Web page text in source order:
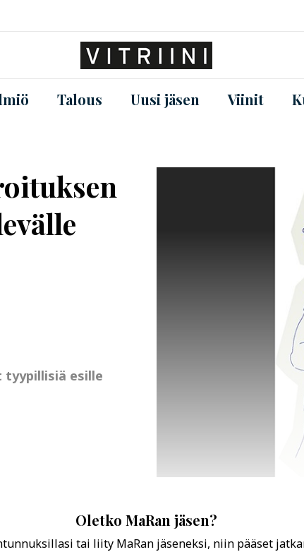
Talous Uusi jäsen Viinit
esille
Oletko MaRan jäsen?
tai liity MaRan jäseneksi, niin pääset